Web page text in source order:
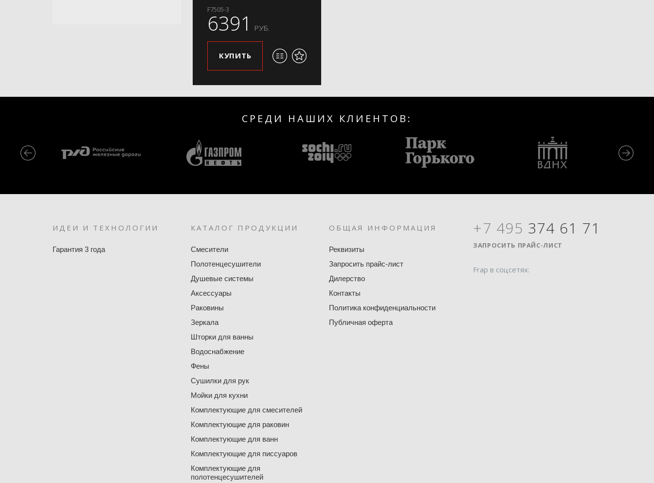
F7505-3
6391 РУБ.
КУПИТЬ
СРЕДИ НАШИХ КЛИЕНТОВ:
ИДЕИ И ТЕХНОЛОГИИ
Гарантия 3 года
КАТАЛОГ ПРОДУКЦИИ
Смесители
Полотенцесушители
Душевые системы
Аксессуары
Раковины
Зеркала
Шторки для ванны
Водоснабжение
Фены
Сушилки для рук
Мойки для кухни
Комплектующие для смесителей
Комплектующие для раковин
Комплектующие для ванн
Комплектующие для писсуаров
Комплектующие для
полотенцесушителей
ОБЩАЯ ИНФОРМАЦИЯ
Реквизиты
Запросить прайс-лист
Дилерство
Контакты
Политика конфиденциальности
Публичная оферта
+7 495 374 61 71
ЗАПРОСИТЬ ПРАЙС-ЛИСТ
Frap в соцсетях: